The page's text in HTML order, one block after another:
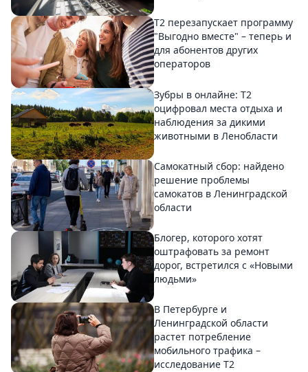
Т2 перезапускает программу
"Выгодно вместе" – теперь и
для абонентов других
операторов
Зубры в онлайне: Т2
оцифровал места отдыха и
наблюдения за дикими
животными в Ленобласти
Самокатный сбор: найдено
решение проблемы
самокатов в Ленинградской
области
Блогер, которого хотят
оштрафовать за ремонт
дорог, встретился с «Новыми
людьми»
В Петербурге и
Ленинградской области
растет потребление
мобильного трафика –
исследование T2